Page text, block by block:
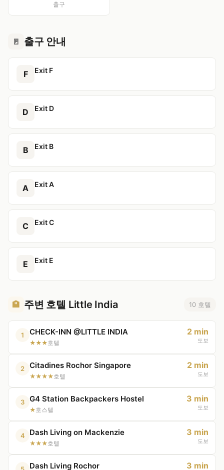
출구
🚪 출구 안내
F Exit F
D Exit D
B Exit B
A Exit A
C Exit C
E Exit E
🏨 주변 호텔 Little India 10 호텔
1 CHECK-INN @LITTLE INDIA
★★★호텔
2 min
도보
2 Citadines Rochor Singapore
★★★★호텔
2 min
도보
3 G4 Station Backpackers Hostel
★호스텔
3 min
도보
4 Dash Living on Mackenzie
★★★호텔
3 min
도보
Dash Living Rochor 3 min